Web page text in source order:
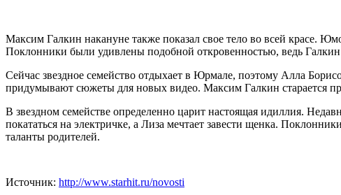
Максим Галкин накануне также показал свое тело во всей красе.
Поклонники были удивлены подобной откровенностью, ведь
Сейчас звездное семейство отдыхает в Юрмале, поэтому Алла
придумывают сюжеты для новых видео. Максим Галкин старается
В звездном семействе определенно царит настоящая идиллия.
покататься на электричке, а Лиза мечтает завести щенка.
таланты родителей.
Источник: http://www.starhit.ru/novosti